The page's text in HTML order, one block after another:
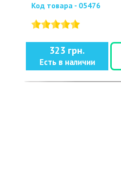
Код товара - 05476
323 грн.
Есть в наличии